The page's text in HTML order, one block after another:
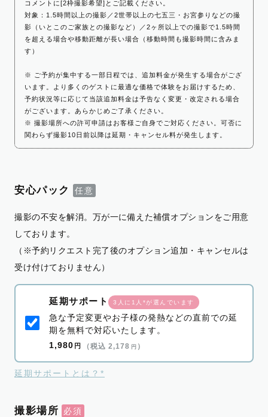
コメントに[2枠撮影希望]とご記載ください。
対象：1.5時間以上の撮影／2世帯以上の七五三・お宮参りなどの撮
影（いとこのご家族との撮影など）／2ヶ所以上での撮影で1.5時間
を超える場合や移動距離が長い場合（移動時間も撮影時間に含みま
す）
※ ご予約が集中する一部日程では、追加料金が発生する場合がござ
います。より多くのゲストに最適な価格で体験をお届けするため、
予約状況等に応じて当該追加料金は予告なく変更・改定される場合
がございます。あらかじめご了承ください。
※ 撮影場所への許可申請はお客様ご自身でご対応ください。可否に
関わらず撮影10日前以降は延期・キャンセル料が発生します。
安心パック
撮影の不安を解消。万が一に備えた補償オプションをご用意
しております。
（※予約リクエスト完了後のオプション追加・キャンセルは
受け付けておりません）
延期サポート 3人に1人*が選んでいます
急な予定変更やお子様の発熱などの直前での延
期を無料で対応いたします。
1,980 円 （税込 2,178 円 ）
延期サポートとは？*
撮影場所